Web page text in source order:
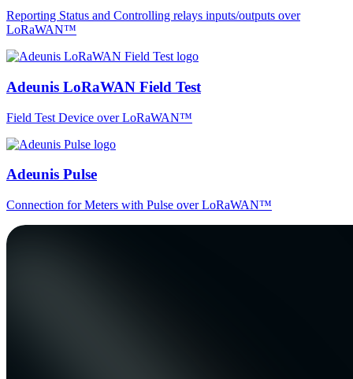
Reporting Status and Controlling relays inputs/outputs over
LoRaWAN™
Adeunis LoRaWAN Field Test
Field Test Device over LoRaWAN™
Adeunis Pulse
Connection for Meters with Pulse over LoRaWAN™